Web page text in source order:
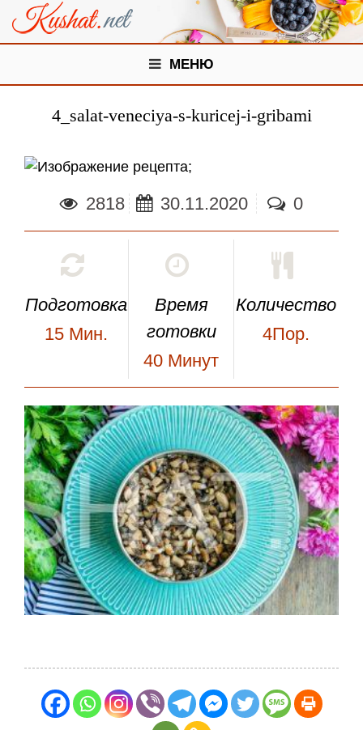
МЕНЮ
4_salat-veneciya-s-kuricej-i-gribami
;
2818 30.11.2020 0
Подготовка
15 Мин.
Время
готовки
40 Минут
Количество
4Пор.